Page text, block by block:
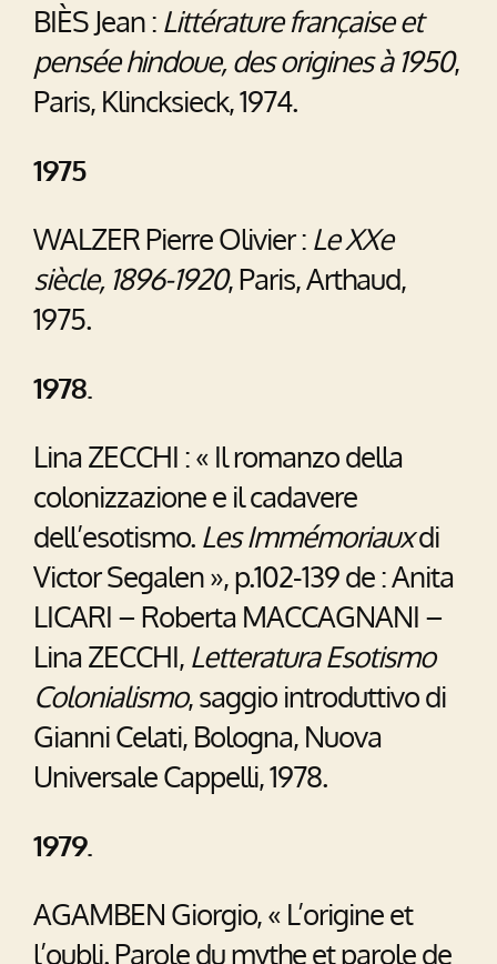
BIÈS Jean : Littérature française et
pensée hindoue, des origines à 1950,
Paris, Klincksieck, 1974.
1975
WALZER Pierre Olivier : Le XXe
siècle, 1896-1920, Paris, Arthaud,
1975.
1978.
Lina ZECCHI : « Il romanzo della
colonizzazione e il cadavere
dell’esotismo. Les Immémoriauxdi
Victor Segalen », p.102-139 de : Anita
LICARI – Roberta MACCAGNANI –
Lina ZECCHI, Letteratura Esotismo
Colonialismo, saggio introduttivo di
Gianni Celati, Bologna, Nuova
Universale Cappelli, 1978.
1979.
AGAMBEN Giorgio, « L’origine et
l’oubli. Parole du mythe et parole de